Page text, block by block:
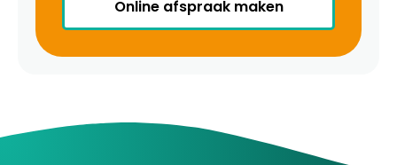
Online afspraak maken